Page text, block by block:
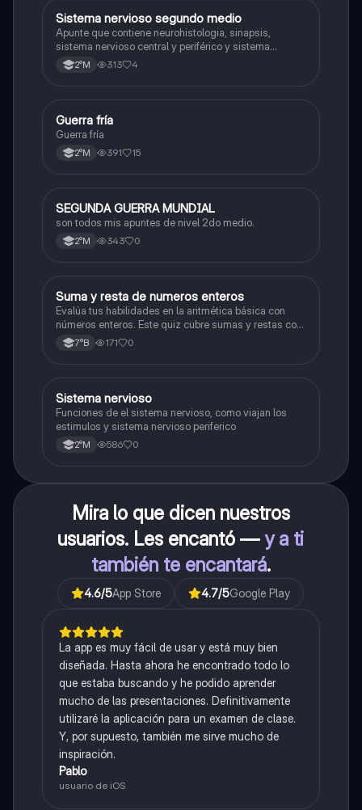
Biología
Sistema nervioso segundo medio
Apunte que contiene neurohistologia, sinapsis,
sistema nervioso central y periférico y sistema
endocrino
2°M 313 4
Historia
Guerra fría
Guerra fría
2°M 391 15
Historia
SEGUNDA GUERRA MUNDIAL
son todos mis apuntes de nivel 2do medio.
2°M 343 0
SMatemáticas
Suma y resta de numeros enteros
Evalúa tus habilidades en la aritmética básica con
números enteros. Este quiz cubre sumas y restas con
números positivos y negativos.
7°B 171 0
SBiología
Sistema nervioso
Funciones de el sistema nervioso, como viajan los
estimulos y sistema nervioso periferico
2°M 586 0
Mira lo que dicen nuestros
usuarios. Les encantó —y a ti
también te encantará.
4.6/5App Store 4.7/5Google Play
La app es muy fácil de usar y está muy bien
diseñada. Hasta ahora he encontrado todo lo
que estaba buscando y he podido aprender
mucho de las presentaciones. Definitivamente
utilizaré la aplicación para un examen de clase.
Y, por supuesto, también me sirve mucho de
inspiración.
Pablo
usuario de iOS